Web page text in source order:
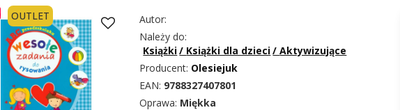
OUTLET
Autor:
Należy do:
Książki/ Książki dla dzieci/Aktywizujące
Producent: Olesiejuk
EAN: 9788327407801
Oprawa: Miękka